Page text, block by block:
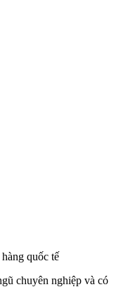
quốc tế
chuyên nghiệp và có